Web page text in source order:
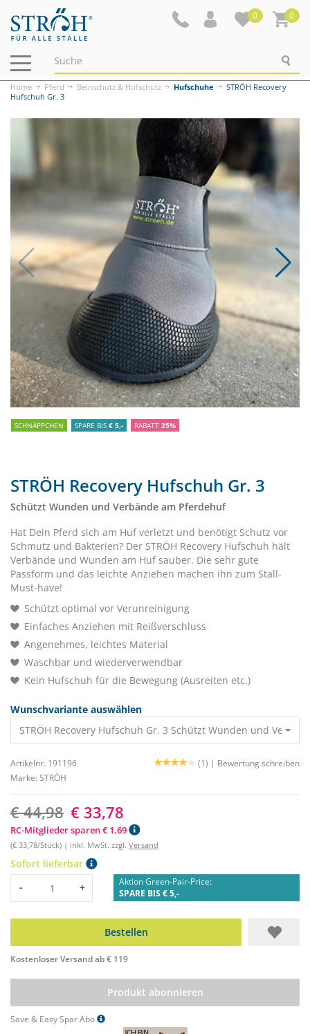
0 0
Navigation
ein-/ausblenden
Home Pferd Beinschutz & Hufschutz Hufschuhe
STRÖH Recovery
Hufschuh Gr. 3
SCHNÄPPCHEN SPARE BIS € 5,- RABATT 25%
STRÖH Recovery Hufschuh Gr. 3
Schützt Wunden und Verbände am Pferdehuf
Hat Dein Pferd sich am Huf verletzt und benötigt Schutz vor
Schmutz und Bakterien? Der STRÖH Recovery Hufschuh hält
Verbände und Wunden am Huf sauber. Die sehr gute
Passform und das leichte Anziehen machen ihn zum Stall-
Must-have!
Schützt optimal vor Verunreinigung
Einfaches Anziehen mit Reißverschluss
Angenehmes, leichtes Material
Waschbar und wiederverwendbar
Kein Hufschuh für die Bewegung (Ausreiten etc.)
Wunschvariante auswählen
STRÖH Recovery Hufschuh Gr. 3 Schützt Wunden und
Artikelnr. 191196 (1) | Bewertung schreiben
Marke: STRÖH
€ 44,98 € 33,78
RC-Mitglieder sparen € 1,69
(€ 33,78/Stück) | inkl. MwSt. zzgl. Versand
Sofort lieferbar
Menge
- +
Aktion Green-Pair-Price:
SPARE BIS € 5,-
Bestellen
Kostenloser Versand ab € 119
Produkt abonnieren
Save & Easy Spar Abo